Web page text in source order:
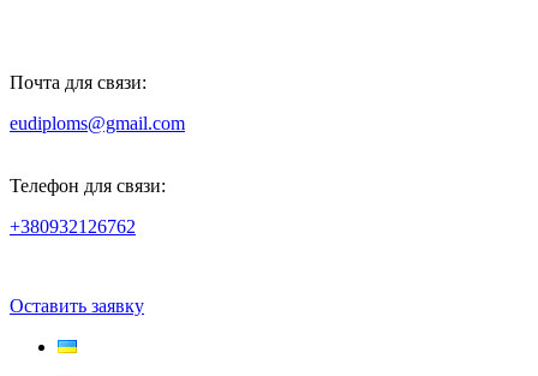
Почта для связи:
eudiploms@gmail.com
Телефон для связи:
+380932126762
Оставить заявку